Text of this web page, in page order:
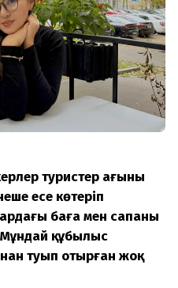
туристер ағыны
есе көтеріп
баға мен сапаны
Мұндай құбылыс
туып отырған жоқ